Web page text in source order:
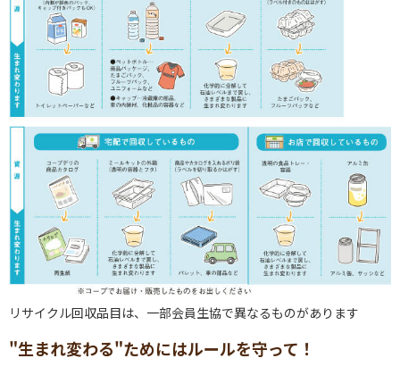
リサイクル回収品目は、一部会員生協で異なるものがあります
"生まれ変わる"ためにはルールを守って！